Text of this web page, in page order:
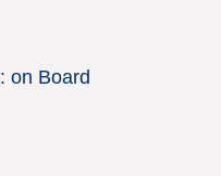
on Board